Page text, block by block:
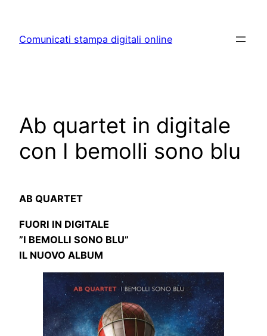
content
Comunicati stampa digitali online
Ab quartet in digitale
con I bemolli sono blu
AB QUARTET
FUORI IN DIGITALE
”I BEMOLLI SONO BLU”
IL NUOVO ALBUM